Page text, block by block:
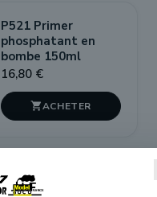
P521 Primer
phosphatant en
bombe 150ml
16,80 €

P849 Bleu roi diesel